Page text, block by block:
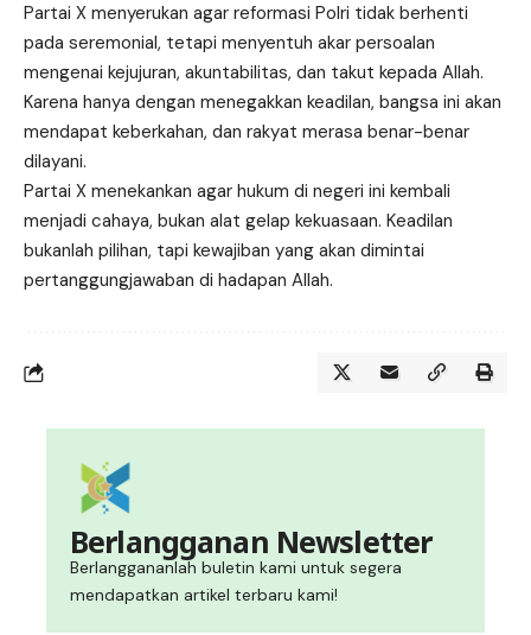
Partai X menyerukan agar reformasi Polri tidak berhenti
pada seremonial, tetapi menyentuh akar persoalan
mengenai kejujuran, akuntabilitas, dan takut kepada Allah.
Karena hanya dengan menegakkan keadilan, bangsa ini akan
mendapat keberkahan, dan rakyat merasa benar-benar
dilayani.
Partai X menekankan agar hukum di negeri ini kembali
menjadi cahaya, bukan alat gelap kekuasaan. Keadilan
bukanlah pilihan, tapi kewajiban yang akan dimintai
pertanggungjawaban di hadapan Allah.
Berlangganan Newsletter
Berlanggananlah buletin kami untuk segera
mendapatkan artikel terbaru kami!